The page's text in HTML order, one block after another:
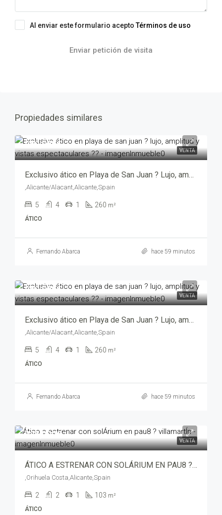
Al enviar este formulario aceptoTérminos de uso
Enviar petición de visita
Propiedades similares
VENTA
950,000€
Exclusivo ático en Playa de San Juan ? Lujo, amplitud y vistas espectaculares ?? – mv205035-2469
,Alicante/Alacant,Alicante,Spain
5 4 1 260 m²
ÁTICO
Fernando Abarca hace 59 minutos
VENTA
950,000€
Exclusivo ático en Playa de San Juan ? Lujo, amplitud y vistas espectaculares ?? – mv205035
,Alicante/Alacant,Alicante,Spain
5 4 1 260 m²
ÁTICO
Fernando Abarca hace 59 minutos
VENTA
325,000€
ÁTICO A ESTRENAR CON SOLÁRIUM EN PAU8 ? VILLAMARTÍN – abf05395
,Orihuela Costa,Alicante,Spain
2 2 1 103 m²
ÁTICO